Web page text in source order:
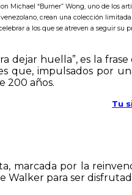
Michael “Burner” Wong, uno de los
crean una colección
a los que se atreven a seguir su
dejar huella”, es la
que, impulsados por
200 años.
Tu
marcada por la
Walker para ser